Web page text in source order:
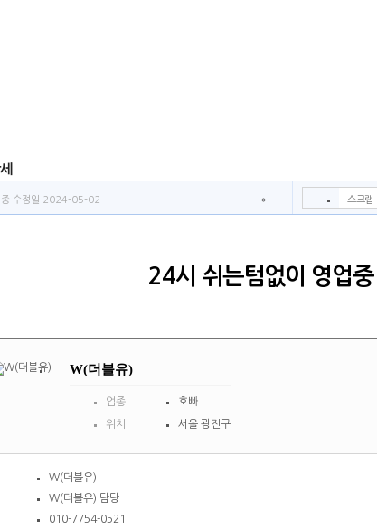
종 수정일 2024-05-02 스크랩
쪽지
24시 쉬는텀없이 영업중
W(더블유)
업종 호빠
위치 서울 광진구
W(더블유)
W(더블유) 담당
010-7754-0521